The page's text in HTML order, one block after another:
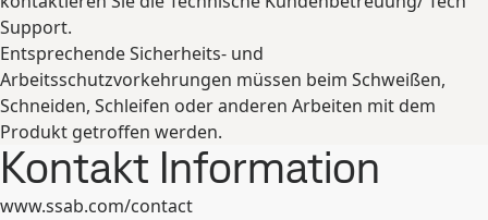
Support.
Entsprechende Sicherheits- und
Arbeitsschutzvorkehrungen müssen beim Schweißen,
Schneiden, Schleifen oder anderen Arbeiten mit dem
Produkt getroffen werden.
Kontakt Information
www.ssab.com/contact